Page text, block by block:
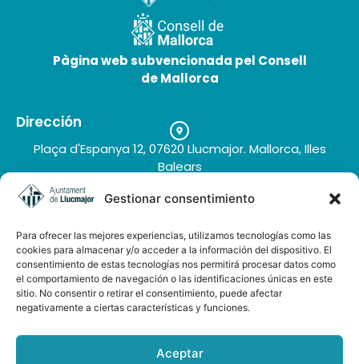
Gestionar consentimiento
Para ofrecer las mejores experiencias, utilizamos tecnologías como las
cookies para almacenar y/o acceder a la información del dispositivo. El
consentimiento de estas tecnologías nos permitirá procesar datos como
el comportamiento de navegación o las identificaciones únicas en este
sitio. No consentir o retirar el consentimiento, puede afectar
negativamente a ciertas características y funciones.
Aceptar
Pàgina web subvencionada pel Consell
de Mallorca
Dirección
Plaça d'Espanya 12, 07620 Llucmajor. Mallorca, Illes
Balears
Teléfono
+34 971 66 91 62
turisme@llucmajor.org
Galería de imágenes
Buzón de sugerencias